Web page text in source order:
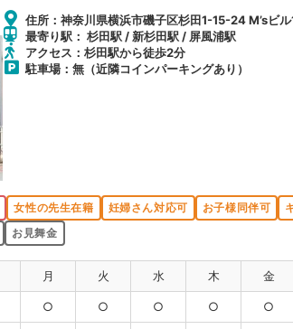
住所：神奈川県横浜市磯子区杉田1-15-24 M’sビル
最寄り駅： 杉田駅 / 新杉田駅 / 屏風浦駅
アクセス：杉田駅から徒歩2分
駐車場：無（近隣コインパーキングあり）
女性の先生在籍 妊婦さん対応可 お子様同伴可
お見舞金
月 火 水 木 金
○ ○ ○ ○ ○